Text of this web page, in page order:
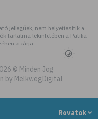
Rovatok
jellegűek, nem helyettesítik a
tartalma tekintetében a Patika
kizárja
© Minden Jog
by MelkwegDigital